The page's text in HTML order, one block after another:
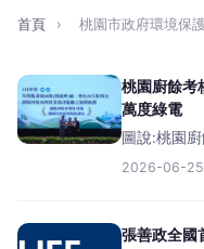
首頁 › 桃園市政府環境保
桃園廚餘考
萬度綠電
圖說:桃園
府環境保護
豬瘟疫情
2026-06-25
張善政全